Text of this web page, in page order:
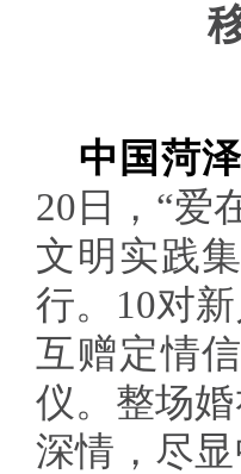
中国菏
20日，“爱
文明实践
行。10对
互赠定情
仪。整场
深情，尽